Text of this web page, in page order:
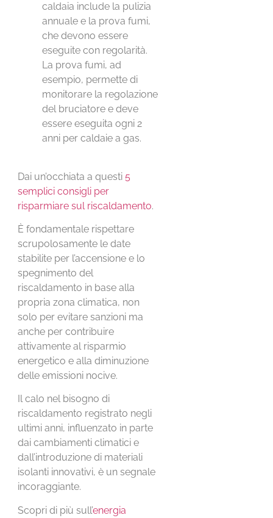
caldaia include la pulizia
annuale e la prova fumi,
che devono essere
eseguite con regolarità.
La prova fumi, ad
esempio, permette di
monitorare la regolazione
del bruciatore e deve
essere eseguita ogni 2
anni per caldaie a gas.
Dai un’occhiata a questi 5
semplici consigli per
risparmiare sul riscaldamento.
È fondamentale rispettare
scrupolosamente le date
stabilite per l’accensione e lo
spegnimento del
riscaldamento in base alla
propria zona climatica, non
solo per evitare sanzioni ma
anche per contribuire
attivamente al risparmio
energetico e alla diminuzione
delle emissioni nocive.
Il calo nel bisogno di
riscaldamento registrato negli
ultimi anni, influenzato in parte
dai cambiamenti climatici e
dall’introduzione di materiali
isolanti innovativi, è un segnale
incoraggiante.
Scopri di più sull’energia